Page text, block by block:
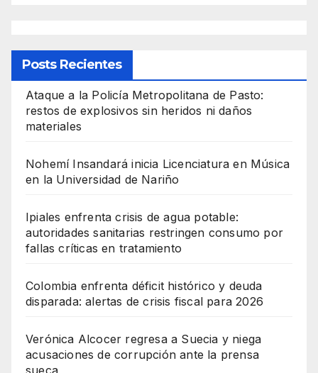
Posts Recientes
Ataque a la Policía Metropolitana de Pasto:
restos de explosivos sin heridos ni daños
materiales
Nohemí Insandará inicia Licenciatura en Música
en la Universidad de Nariño
Ipiales enfrenta crisis de agua potable:
autoridades sanitarias restringen consumo por
fallas críticas en tratamiento
Colombia enfrenta déficit histórico y deuda
disparada: alertas de crisis fiscal para 2026
Verónica Alcocer regresa a Suecia y niega
acusaciones de corrupción ante la prensa
sueca